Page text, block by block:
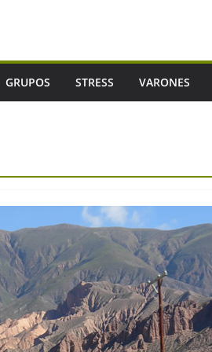
GRUPOS STRESS VARONES